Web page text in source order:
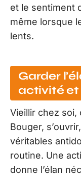
et le sentiment
même lorsque
lents.
Garder
activité et
Vieillir chez soi,
Bouger,
véritables
routine. Une
donne l’élan